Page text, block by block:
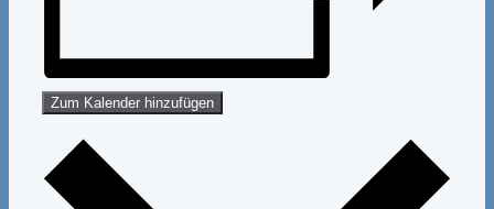
Zum Kalender hinzufügen